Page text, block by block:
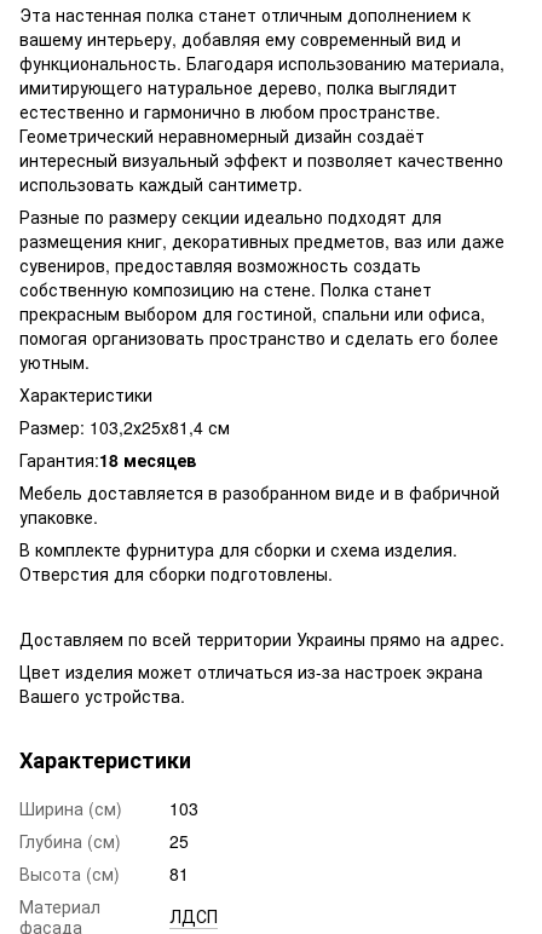
Эта настенная полка станет отличным дополнением к
вашему интерьеру, добавляя ему современный вид и
функциональность. Благодаря использованию материала,
имитирующего натуральное дерево, полка выглядит
естественно и гармонично в любом пространстве.
Геометрический неравномерный дизайн создаёт
интересный визуальный эффект и позволяет качественно
использовать каждый сантиметр.
Разные по размеру секции идеально подходят для
размещения книг, декоративных предметов, ваз или даже
сувениров, предоставляя возможность создать
собственную композицию на стене. Полка станет
прекрасным выбором для гостиной, спальни или офиса,
помогая организовать пространство и сделать его более
уютным.
Характеристики
Размер: 103,2х25х81,4 см
Гарантия:18 месяцев
Мебель доставляется в разобранном виде и в фабричной
упаковке.
В комплекте фурнитура для сборки и схема изделия.
Отверстия для сборки подготовлены.
Доставляем по всей территории Украины прямо на адрес.
Цвет изделия может отличаться из-за настроек экрана
Вашего устройства.
Характеристики
Ширина (см)
103
Глубина (см)
25
Высота (см)
81
Материал
фасада
ЛДСП